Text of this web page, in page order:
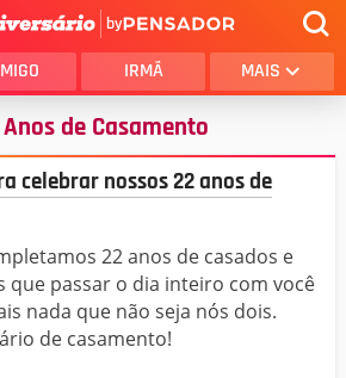
by
IRMÃ MAIS
de Casamento
celebrar nossos 22 anos de
22 anos de casados e
que passar o dia inteiro com você
nada que não seja nós dois.
de casamento!